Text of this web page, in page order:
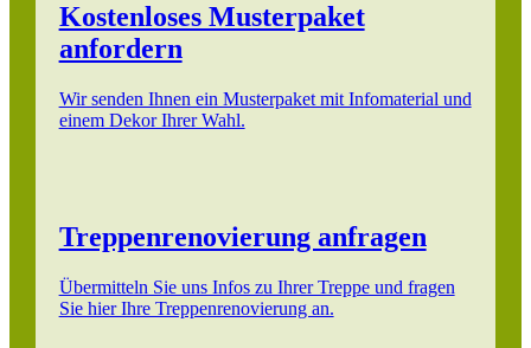
Kostenloses Musterpaket
anfordern
Wir senden Ihnen ein Musterpaket mit Infomaterial und
einem Dekor Ihrer Wahl.
Treppenrenovierung anfragen
Übermitteln Sie uns Infos zu Ihrer Treppe und fragen
Sie hier Ihre Treppenrenovierung an.